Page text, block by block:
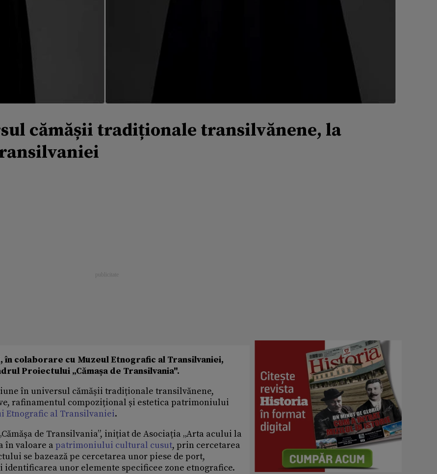
cămășii tradiționale transilvănene, la
în colaborare cu Muzeul Etnografic al Transilvaniei,
Proiectului „Cămașa de Transilvania".
în universul cămășii tradiționale transilvănene,
rafinamentul compozițional și estetica patrimoniului
Etnografic al Transilvaniei.
de Transilvania”, inițiat de Asociația „Arta acului la
în valoare a patrimoniului cultural cusut, prin cercetarea
se bazează pe cercetarea unor piese de port,
unor elemente specificee zone etnografice.